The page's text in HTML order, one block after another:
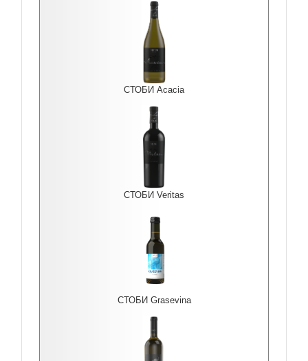
СТОБИ Acacia
СТОБИ Veritas
СТОБИ Grasevina